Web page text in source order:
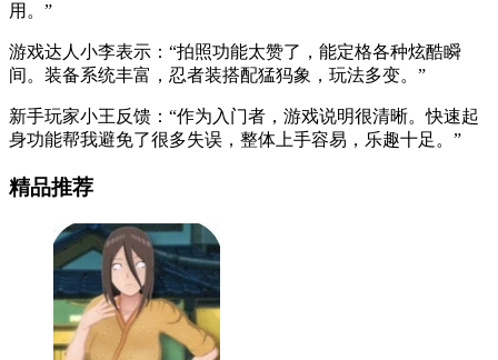
用。”
游戏达人小李表示：“拍照功能太赞了，能定格各种炫酷瞬
间。装备系统丰富，忍者装搭配猛犸象，玩法多变。”
新手玩家小王反馈：“作为入门者，游戏说明很清晰。快速起
身功能帮我避免了很多失误，整体上手容易，乐趣十足。”
精品推荐